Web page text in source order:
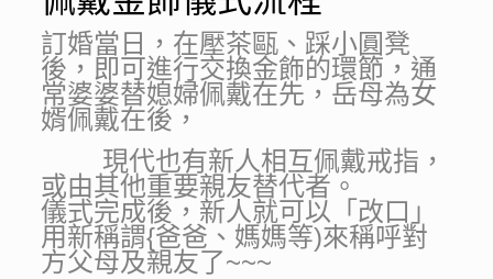
訂婚當日，在壓茶甌、踩小圓凳
後，即可進行交換金飾的環節，通
常婆婆替媳婦佩戴在先，岳母為女
婿佩戴在後，
現代也有新人相互佩戴戒指，
或由其他重要親友替代者。
儀式完成後，新人就可以「改口」
用新稱謂{爸爸、媽媽等)來稱呼對
方父母及親友了~~~